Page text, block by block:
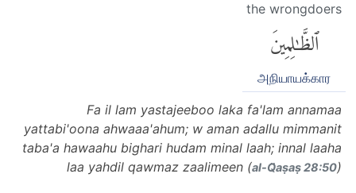
the wrongdoers
ٱلظَّٰلِمِينَ
அநியாயக்கார
Fa il lam yastajeeboo laka fa'lam annamaa
yattabi'oona ahwaaa'ahum; w aman adallu mimmanit
taba'a hawaahu bighari hudam minal laah; innal laaha
laa yahdil qawmaz zaalimeen (al-Q̈aṣaṣ 28:50)